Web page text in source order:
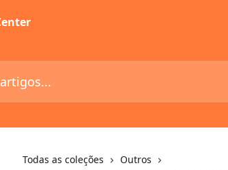
Todas as coleções
Outros